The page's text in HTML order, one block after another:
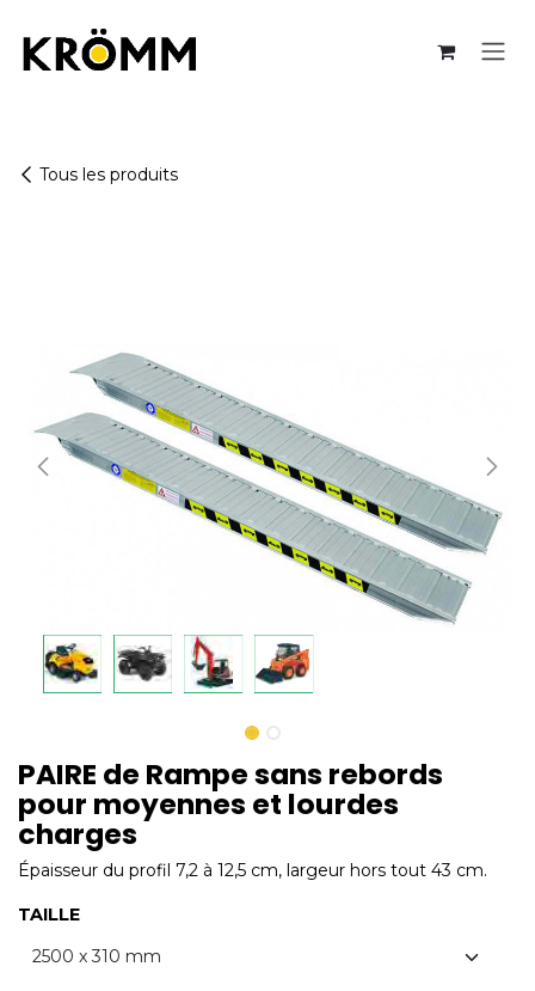
Tous les produits
PAIRE de Rampe sans rebords
pour moyennes et lourdes
charges
Épaisseur du profil 7,2 à 12,5 cm, largeur hors tout 43 cm.
TAILLE